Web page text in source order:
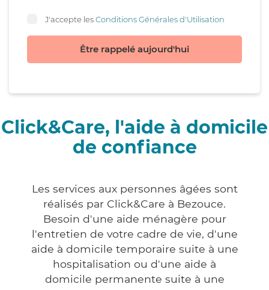
J'accepte lesConditions Générales d'Utilisation
Être rappelé aujourd'hui
Click&Care, l'aide à domicile
de confiance
Les services aux personnes âgées sont
réalisés par Click&Care à Bezouce.
Besoin d'une aide ménagère pour
l'entretien de votre cadre de vie, d'une
aide à domicile temporaire suite à une
hospitalisation ou d'une aide à
domicile permanente suite à une